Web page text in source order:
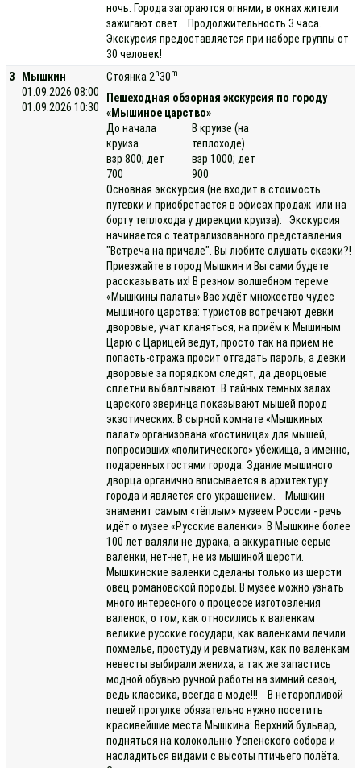
ночь. Города загораются огнями, в окнах жители
зажигают свет. Продолжительность 3 часа.
Экскурсия предоставляется при наборе группы от
30 человек!
3
Мышкин
01.09.2026 08:00
01.09.2026 10:30
Стоянка 2 h30m
Пешеходная обзорная экскурсия по городу
«Мышиное царство»
До начала
круиза
взр 800; дет
700
В круизе (на
теплоходе)
взр 1000; дет
900
Основная экскурсия (не входит в стоимость
путевки и приобретается в офисах продаж или на
борту теплохода у дирекции круиза): Экскурсия
начинается с театрализованного представления
"Встреча на причале". Вы любите слушать сказки?!
Приезжайте в город Мышкин и Вы сами будете
рассказывать их! В резном волшебном тереме
«Мышкины палаты» Вас ждёт множество чудес
мышиного царства: туристов встречают девки
дворовые, учат кланяться, на приём к Мышиным
Царю с Царицей ведут, просто так на приём не
попасть-стража просит отгадать пароль, а девки
дворовые за порядком следят, да дворцовые
сплетни выбалтывают. В тайных тёмных залах
царского зверинца показывают мышей пород
экзотических. В сырной комнате «Мышкиных
палат» организована «гостиница» для мышей,
попросивших «политического» убежища, а именно,
подаренных гостями города. Здание мышиного
дворца органично вписывается в архитектуру
города и является его украшением. Мышкин
знаменит самым «тёплым» музеем России - речь
идёт о музее «Русские валенки». В Мышкине более
100 лет валяли не дурака, а аккуратные серые
валенки, нет-нет, не из мышиной шерсти.
Мышкинские валенки сделаны только из шерсти
овец романовской породы. В музее можно узнать
много интересного о процессе изготовления
валенок, о том, как относились к валенкам
великие русские государи, как валенками лечили
похмелье, простуду и ревматизм, как по валенкам
невесты выбирали жениха, а так же запастись
модной обувью ручной работы на зимний сезон,
ведь классика, всегда в моде!!! В неторопливой
пешей прогулке обязательно нужно посетить
красивейшие места Мышкина: Верхний бульвар,
подняться на колокольню Успенского собора и
насладиться видами с высоты птичьего полёта.